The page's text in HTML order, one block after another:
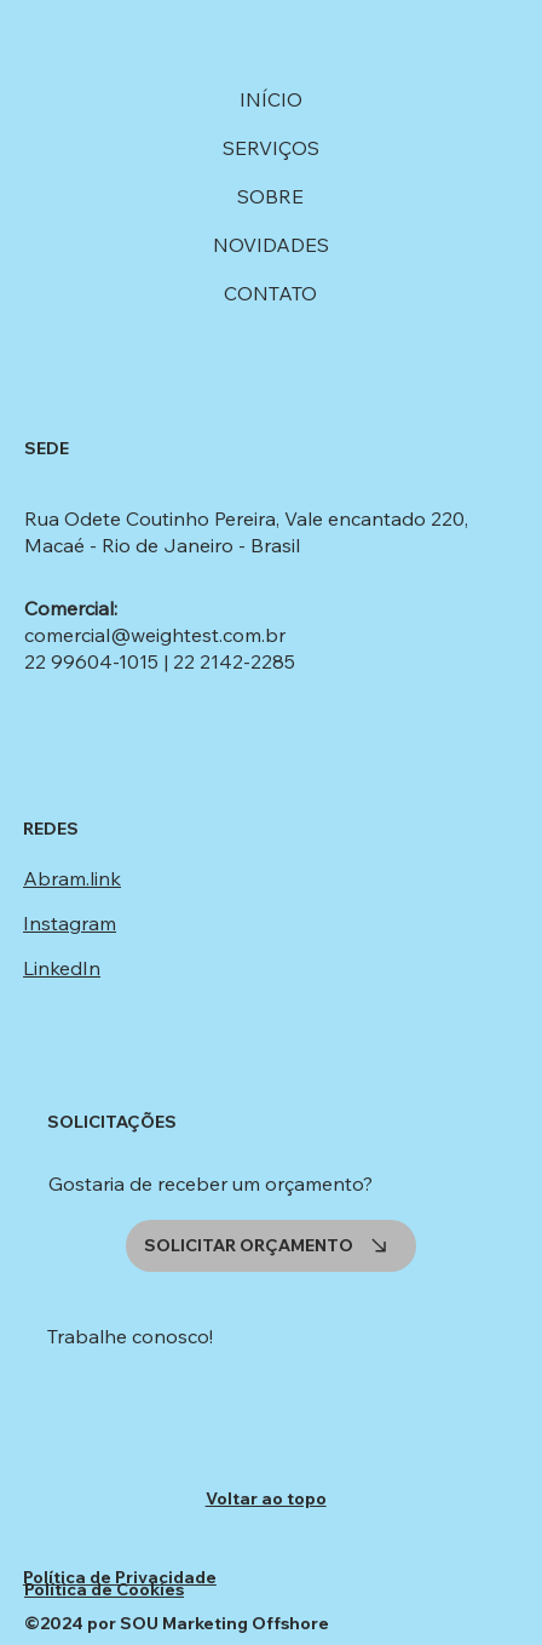
INÍCIO
SERVIÇOS
SOBRE
NOVIDADES
CONTATO
Comercial:
comercial@weightest.com.br
22 99604-1015 | 22 2142-2285
Rua Odete Coutinho Pereira, Vale encantado 220,
Macaé - Rio de Janeiro - Brasil​
SEDE
REDES
Abram.link
Instagram
LinkedIn
Trabalhe conosco!
SOLICITAR ORÇAMENTO
Gostaria de receber um orçamento?
SOLICITAÇÕES
Política de Privacidade
Política de Cookies
Voltar ao topo
©2024 por SOU Marketing Offshore